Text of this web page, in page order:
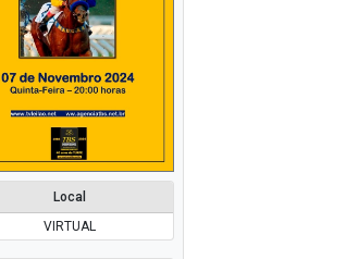
Local
VIRTUAL